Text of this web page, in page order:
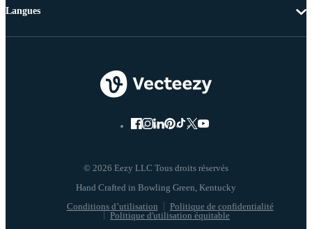
© 2026 Eezy LLC Tous droits réservés
Conditions d’utilisation
Politique de confidentialité
Politique d'utilisation équitable
Langues